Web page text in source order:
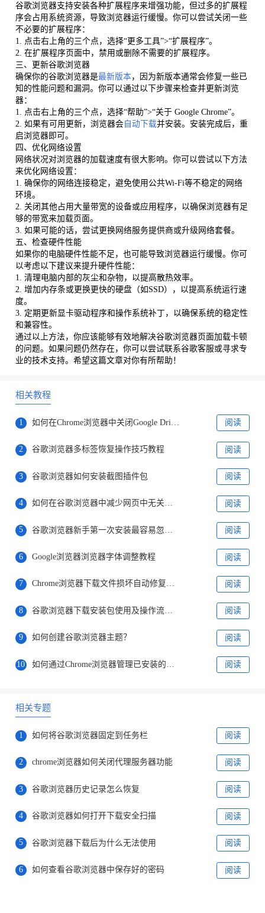
谷歌浏览器支持安装各种扩展程序来增强功能，但过多的扩展程
序会占用系统资源，导致浏览器运行缓慢。你可以尝试关闭一些
不必要的扩展程序：
1. 点击右上角的三个点，选择“更多工具”>“扩展程序”。
2. 在扩展程序页面中，禁用或删除不需要的扩展程序。
三、更新谷歌浏览器
确保你的谷歌浏览器是最新版本，因为新版本通常会修复一些已
知的性能问题和漏洞。你可以通过以下步骤来检查并更新浏览
器：
1. 点击右上角的三个点，选择“帮助”>“关于 Google Chrome”。
2. 如果有可用更新，浏览器会 自动下载并安装。安装完成后，重
启浏览器即可。
四、优化网络设置
网络状况对浏览器的加载速度有很大影响。你可以尝试以下方法
来优化网络设置：
1. 确保你的网络连接稳定，避免使用公共Wi-Fi等不稳定的网络
环境。
2. 关闭其他占用大量带宽的设备或应用程序，以确保浏览器有足
够的带宽来加载页面。
3. 如果可能的话，尝试更换网络服务提供商或升级网络套餐。
五、检查硬件性能
如果你的电脑硬件性能不足，也可能导致浏览器运行缓慢。你可
以考虑以下建议来提升硬件性能：
1. 清理电脑内部的灰尘和杂物，以提高散热效率。
2. 增加内存条或更换更快的硬盘（如SSD），以提高系统运行速
度。
3. 定期更新显卡驱动程序和操作系统补丁，以确保系统的稳定性
和兼容性。
通过以上方法，你应该能够有效地解决谷歌浏览器页面加载卡顿
的问题。如果问题仍然存在，你可以尝试联系谷歌客服或寻求专
业的技术支持。希望这篇文章对你有所帮助！
相关教程
1 阅读
2 谷歌浏览器多标签恢复操作技巧教程 阅读
3 谷歌浏览器如何安装截图插件包 阅读
4 如何在谷歌浏览器中减少网页中无关请求的加载 阅读
5 阅读
6 Google浏览器浏览器字体调整教程 阅读
7 Chrome浏览器下载文件损坏自动修复工具推荐 阅读
8 阅读
9 如何创建谷歌浏览器主题？ 阅读
10 阅读
相关专题
1 如何将谷歌浏览器固定到任务栏 阅读
2 chrome浏览器如何关闭代理服务器功能 阅读
3 谷歌浏览器历史记录怎么恢复 阅读
4 谷歌浏览器如何打开下载安全扫描 阅读
5 谷歌浏览器下载后为什么无法使用 阅读
6 如何查看谷歌浏览器中保存好的密码 阅读